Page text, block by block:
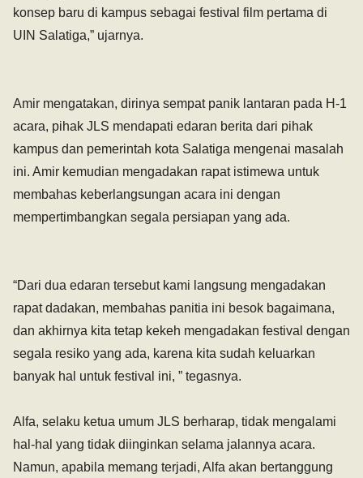
konsep baru di kampus sebagai festival film pertama di
UIN Salatiga,” ujarnya.
‎Amir mengatakan, dirinya sempat panik lantaran pada H-1
acara, pihak JLS mendapati edaran berita dari pihak
kampus dan pemerintah kota Salatiga mengenai masalah
ini. Amir kemudian mengadakan rapat istimewa untuk
membahas keberlangsungan acara ini dengan
mempertimbangkan segala persiapan yang ada.
‎“Dari dua edaran tersebut kami langsung mengadakan
rapat dadakan, membahas panitia ini besok bagaimana,
dan akhirnya kita tetap kekeh mengadakan festival dengan
segala resiko yang ada, karena kita sudah keluarkan
banyak hal untuk festival ini, ” tegasnya.
‎Alfa, selaku ketua umum JLS berharap, tidak mengalami
hal-hal yang tidak diinginkan selama jalannya acara.
Namun, apabila memang terjadi, Alfa akan bertanggung